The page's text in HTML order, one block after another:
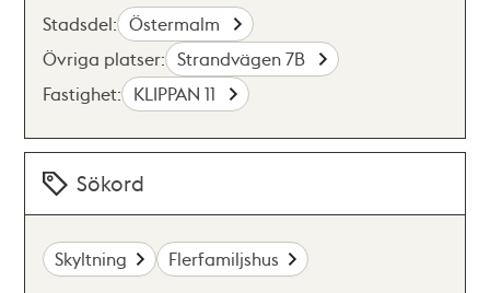
Stadsdel: Östermalm
Övriga platser: Strandvägen 7B
Fastighet: KLIPPAN 11
Sökord
Skyltning Flerfamiljshus